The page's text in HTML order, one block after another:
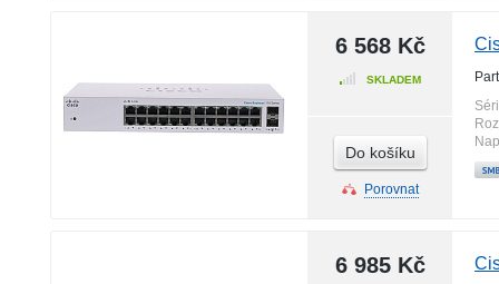
6 568 Kč
SKLADEM
Do košíku
Porovnat
6 985 Kč